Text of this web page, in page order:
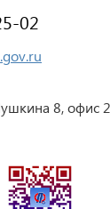
02
8, офис